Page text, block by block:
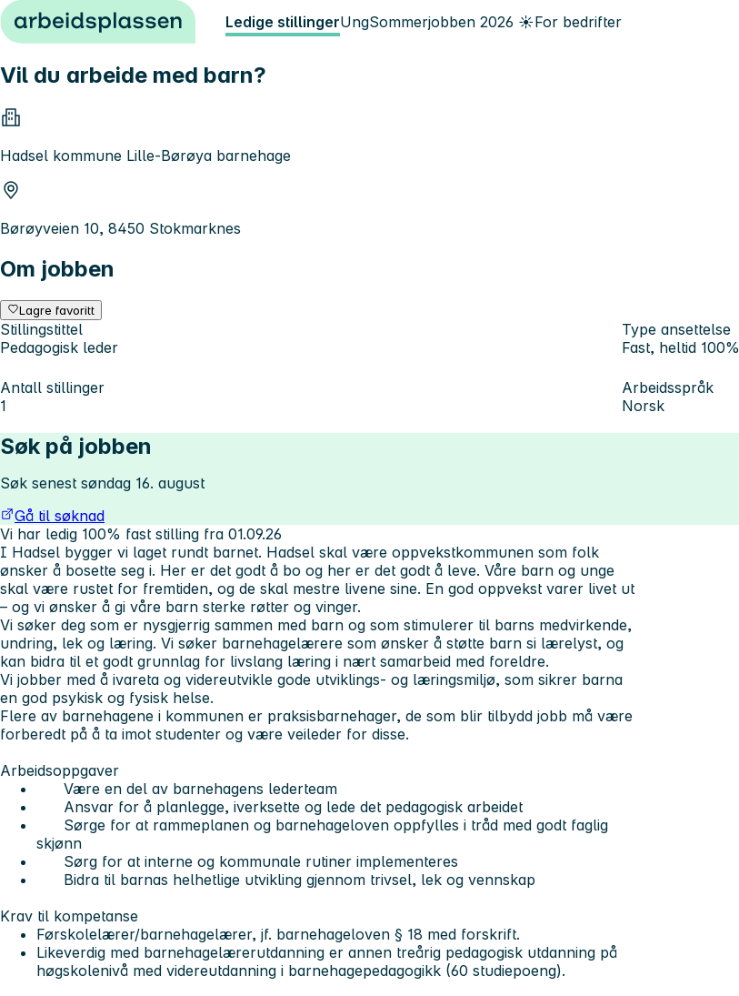
Hopp til innhold Ledige stillingerUngSommerjobben 2026 ☀️For bedrifter
Vil du arbeide med barn?
Hadsel kommune Lille-Børøya barnehage
Børøyveien 10, 8450 Stokmarknes
Om jobben
Lagre favoritt
Stillingstittel
Pedagogisk leder
Type ansettelse
Fast, heltid 100%
Antall stillinger
1
Arbeidsspråk
Norsk
Søk på jobben
Søk senest søndag 16. august
Gå til søknad
Vi har ledig 100% fast stilling fra 01.09.26
I Hadsel bygger vi laget rundt barnet. Hadsel skal være oppvekstkommunen som folk
ønsker å bosette seg i. Her er det godt å bo og her er det godt å leve. Våre barn og unge
skal være rustet for fremtiden, og de skal mestre livene sine. En god oppvekst varer livet ut
– og vi ønsker å gi våre barn sterke røtter og vinger.
Vi søker deg som er nysgjerrig sammen med barn og som stimulerer til barns medvirkende,
undring, lek og læring. Vi søker barnehagelærere som ønsker å støtte barn si lærelyst, og
kan bidra til et godt grunnlag for livslang læring i nært samarbeid med foreldre.
Vi jobber med å ivareta og videreutvikle gode utviklings- og læringsmiljø, som sikrer barna
en god psykisk og fysisk helse.
Flere av barnehagene i kommunen er praksisbarnehager, de som blir tilbydd jobb må være
forberedt på å ta imot studenter og være veileder for disse.
Arbeidsoppgaver
Være en del av barnehagens lederteam
Ansvar for å planlegge, iverksette og lede det pedagogisk arbeidet
Sørge for at rammeplanen og barnehageloven oppfylles i tråd med godt faglig
skjønn
Sørg for at interne og kommunale rutiner implementeres
Bidra til barnas helhetlige utvikling gjennom trivsel, lek og vennskap
Krav til kompetanse
Førskolelærer/barnehagelærer, jf. barnehageloven § 18 med forskrift.
Likeverdig med barnehagelærerutdanning er annen treårig pedagogisk utdanning på
høgskolenivå med videreutdanning i barnehagepedagogikk (60 studiepoeng).